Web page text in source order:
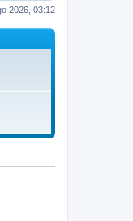
2026, 03:12